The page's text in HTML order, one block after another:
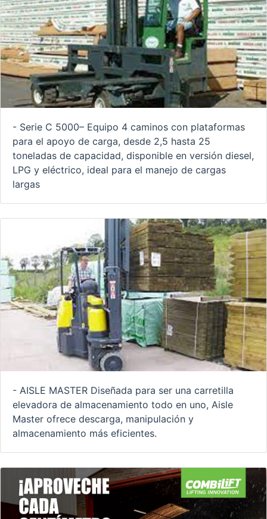
- Serie C 5000– Equipo 4 caminos con plataformas
para el apoyo de carga, desde 2,5 hasta 25
toneladas de capacidad, disponible en versión diesel,
LPG y eléctrico, ideal para el manejo de cargas
largas
- AISLE MASTER Diseñada para ser una carretilla
elevadora de almacenamiento todo en uno, Aisle
Master ofrece descarga, manipulación y
almacenamiento más eficientes.